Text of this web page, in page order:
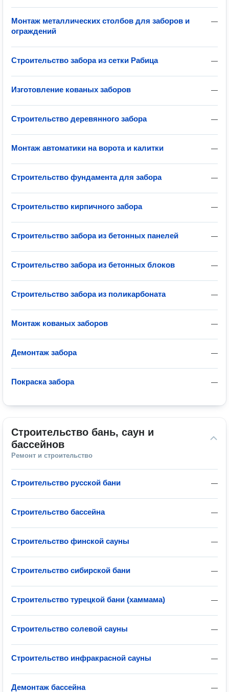
—
Монтаж металлических столбов для заборов и
ограждений
—
Строительство забора из сетки Рабица
—
Изготовление кованых заборов
—
Строительство деревянного забора
—
Монтаж автоматики на ворота и калитки
—
Строительство фундамента для забора
—
Строительство кирпичного забора
—
Строительство забора из бетонных панелей
—
Строительство забора из бетонных блоков
—
Строительство забора из поликарбоната
—
Монтаж кованых заборов
—
Демонтаж забора
—
Покраска забора
Строительство бань, саун и
бассейнов
Ремонт и строительство
—
Строительство русской бани
—
Строительство бассейна
—
Строительство финской сауны
—
Строительство сибирской бани
—
Строительство турецкой бани (хаммама)
—
Строительство солевой сауны
—
Строительство инфракрасной сауны
—
Демонтаж бассейна